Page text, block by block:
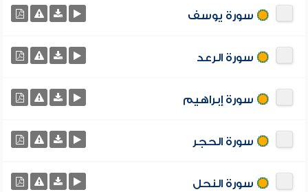
سورة يوسف
سورة الرعد
سورة إبراهيم
سورة الحجر
سورة النحل